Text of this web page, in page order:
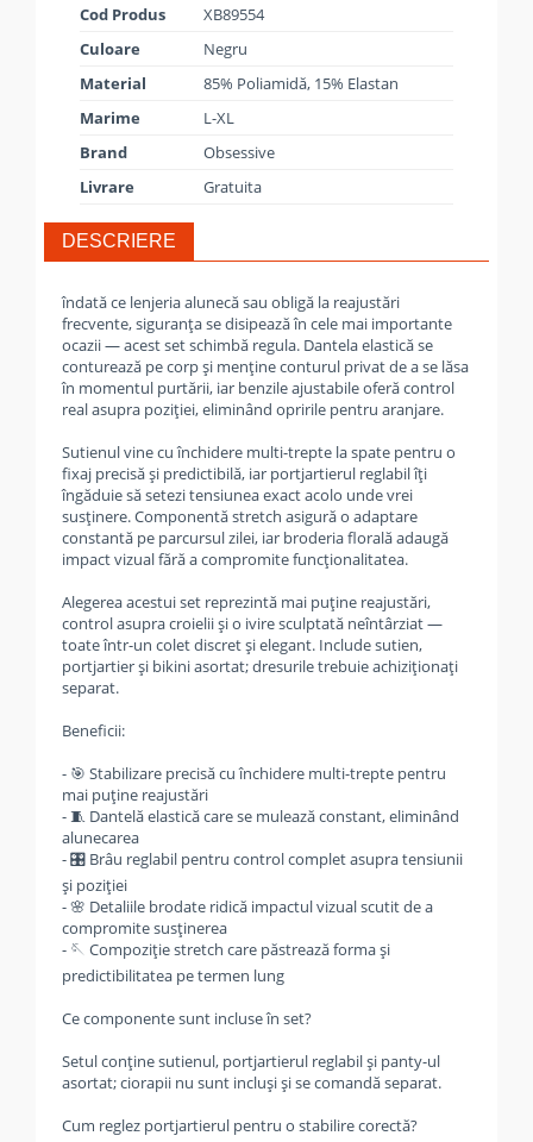
Cod Produs
XB89554
Culoare
Negru
Material
85% Poliamidă, 15% Elastan
Marime
L-XL
Brand
Obsessive
Livrare
Gratuita
DESCRIERE
îndată ce lenjeria alunecă sau obligă la reajustări
frecvente, siguranța se disipează în cele mai importante
ocazii — acest set schimbă regula. Dantela elastică se
conturează pe corp și menține conturul privat de a se lăsa
în momentul purtării, iar benzile ajustabile oferă control
real asupra poziției, eliminând opririle pentru aranjare.
Sutienul vine cu închidere multi-trepte la spate pentru o
fixaj precisă și predictibilă, iar portjartierul reglabil îți
îngăduie să setezi tensiunea exact acolo unde vrei
susținere. Componentă stretch asigură o adaptare
constantă pe parcursul zilei, iar broderia florală adaugă
impact vizual fără a compromite funcționalitatea.
Alegerea acestui set reprezintă mai puține reajustări,
control asupra croielii și o ivire sculptată neîntârziat —
toate într-un colet discret și elegant. Include sutien,
portjartier și bikini asortat; dresurile trebuie achiziționați
separat.
Beneficii:
- 🎯 Stabilizare precisă cu închidere multi-trepte pentru
mai puține reajustări
- 🧵 Dantelă elastică care se mulează constant, eliminând
alunecarea
- 🎛️ Brâu reglabil pentru control complet asupra tensiunii
și poziției
- 🌸 Detaliile brodate ridică impactul vizual scutit de a
compromite susținerea
- 🪡 Compoziție stretch care păstrează forma și
predictibilitatea pe termen lung
Ce componente sunt incluse în set?
Setul conține sutienul, portjartierul reglabil și panty-ul
asortat; ciorapii nu sunt incluși și se comandă separat.
Cum reglez portjartierul pentru o stabilire corectă?